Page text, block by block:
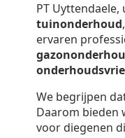
PT
tuinonderhoud,
ervaren
We begrijpen
Daarom bieden
voor diegenen